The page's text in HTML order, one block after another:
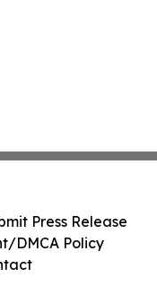
Press Release
DMCA Policy